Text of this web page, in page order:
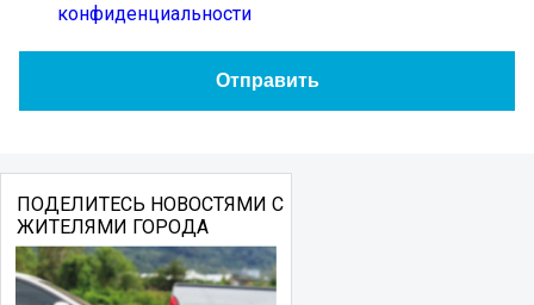
конфиденциальности
ПОДЕЛИТЕСЬ НОВОСТЯМИ С
ЖИТЕЛЯМИ ГОРОДА